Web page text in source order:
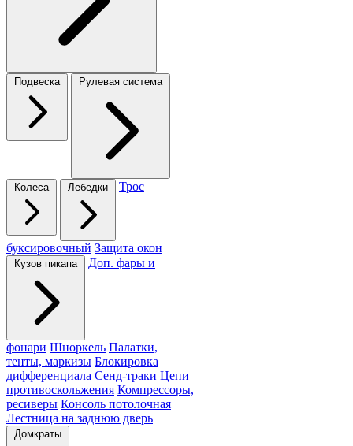
Подвеска Рулевая система
Колеса Лебедки Трос
буксировочный Защита окон
Кузов пикапа Доп. фары и
фонари Шноркель Палатки,
тенты, маркизы Блокировка
дифференциала Сенд-траки Цепи
противоскольжения Компрессоры,
ресиверы Консоль потолочная
Лестница на заднюю дверь
Домкраты